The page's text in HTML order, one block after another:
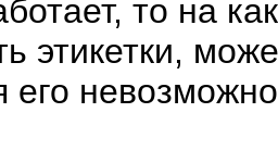
то на
этикетки,
его